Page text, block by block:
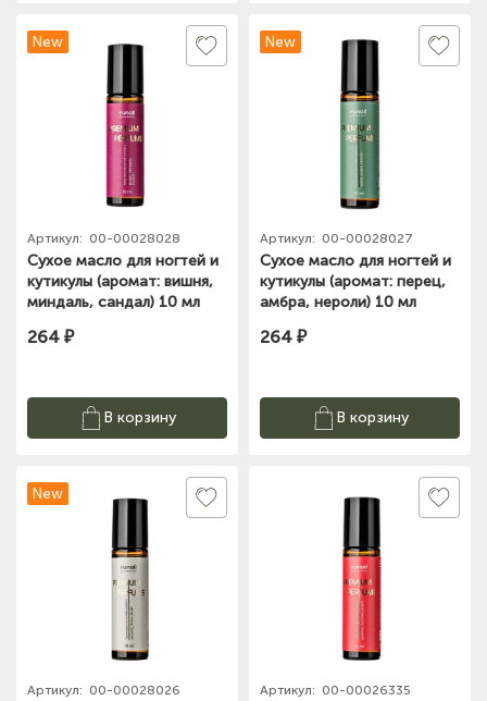
New
Артикул: 00-00028028
Сухое масло для ногтей и
кутикулы (аромат: вишня,
миндаль, сандал) 10 мл
264 ₽
В корзину
New
Артикул: 00-00028027
Сухое масло для ногтей и
кутикулы (аромат: перец,
амбра, нероли) 10 мл
264 ₽
В корзину
New
Артикул: 00-00028026 Артикул: 00-00026335